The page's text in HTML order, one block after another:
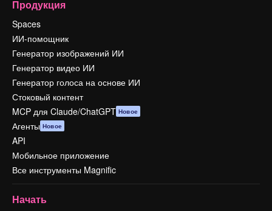
Продукция
Spaces
ИИ-помощник
Генератор изображений ИИ
Генератор видео ИИ
Генератор голоса на основе ИИ
Стоковый контент
MCP для Claude/ChatGPT Новое
Агенты Новое
API
Мобильное приложение
Все инструменты Magnific
Начать